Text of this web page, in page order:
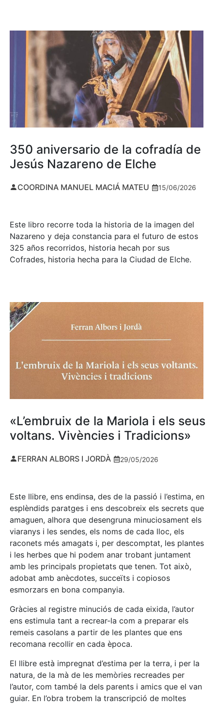
350 aniversario de la cofradía de
Jesús Nazareno de Elche
COORDINA MANUEL MACIÁ MATEU 15/06/2026
Este libro recorre toda la historia de la imagen del
Nazareno y deja constancia para el futuro de estos
325 años recorridos, historia hecah por sus
Cofrades, historia hecha para la Ciudad de Elche.
«L’embruix de la Mariola i els seus
voltans. Vivències i Tradicions»
FERRAN ALBORS I JORDÀ 29/05/2026
Este llibre, ens endinsa, des de la passió i l’estima, en
esplèndids paratges i ens descobreix els secrets que
amaguen, alhora que desengruna minuciosament els
viaranys i les sendes, els noms de cada lloc, els
raconets més amagats i, per descomptat, les plantes
i les herbes que hi podem anar trobant juntament
amb les principals propietats que tenen. Tot això,
adobat amb anècdotes, succeïts i copiosos
esmorzars en bona companyia.
Gràcies al registre minuciós de cada eixida, l’autor
ens estimula tant a recrear-la com a preparar els
remeis casolans a partir de les plantes que ens
recomana recollir en cada època.
El llibre està impregnat d’estima per la terra, i per la
natura, de la mà de les memòries recreades per
l’autor, com també la dels parents i amics que el van
guiar. En l’obra trobem la transcripció de moltes